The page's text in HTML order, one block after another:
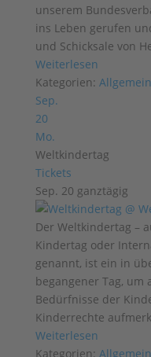
unserem
ins Leben gerufen
und Schicksale von
Weiterlesen
Kategorien:
Sep.
20
Mo.
Weltkindertag
Tickets
Sep. 20 ganztägig
Der Weltkindertag –
Kindertag oder
genannt, ist ein in
begangener Tag, um
Bedürfnisse der
Kinderrechte
Weiterlesen
Kategorien: